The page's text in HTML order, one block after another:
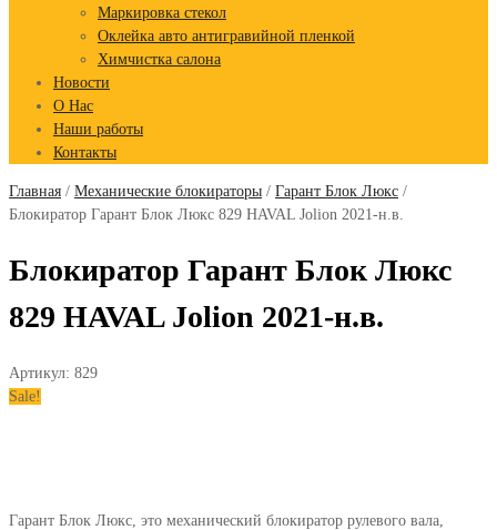
Маркировка стекол
Оклейка авто антигравийной пленкой
Химчистка салона
Новости
О Нас
Наши работы
Контакты
Главная / Механические блокираторы / Гарант Блок Люкс /
Блокиратор Гарант Блок Люкс 829 HAVAL Jolion 2021-н.в.
Блокиратор Гарант Блок Люкс
829 HAVAL Jolion 2021-н.в.
Артикул: 829
Sale!
Гарант Блок Люкс, это механический блокиратор рулевого вала,